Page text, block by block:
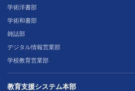
学術洋書部
学術和書部
雑誌部
デジタル情報営業部
学校教育営業部
教育支援システム本部